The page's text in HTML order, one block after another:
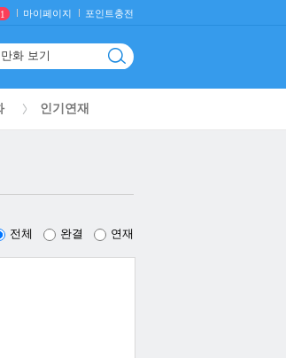
마이페이지 포인트충전
인기연재
전체 완결 연재